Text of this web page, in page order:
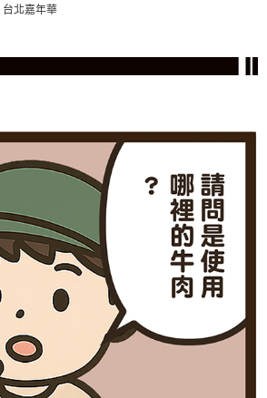
北嘉年華